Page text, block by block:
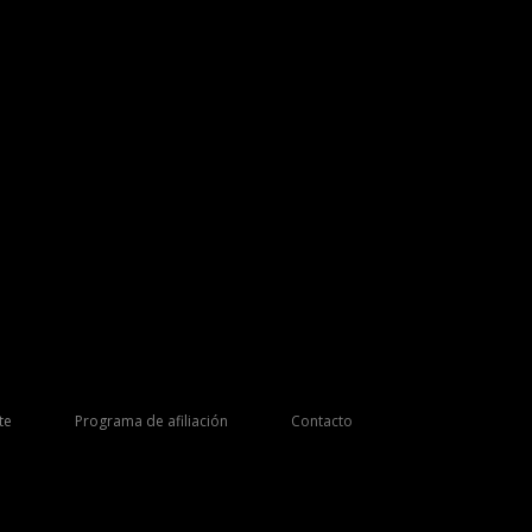
Programa de afiliación Contacto